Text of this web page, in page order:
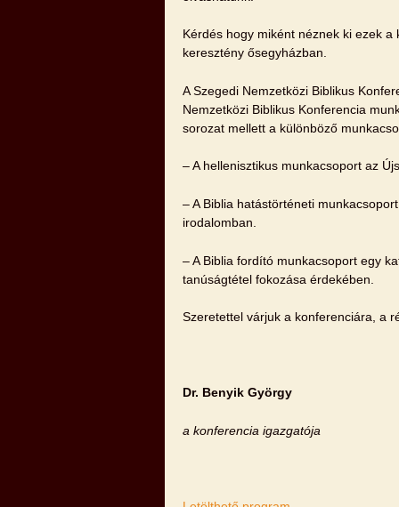
Kérdés hogy miként néznek ki ezek
keresztény ősegyházban.
A Szegedi Nemzetközi Biblikus
Nemzetközi Biblikus Konferencia
sorozat mellett a különböző
– A hellenisztikus munkacsoport az
– A Biblia hatástörténeti
irodalomban.
– A Biblia fordító munkacsoport egy
tanúságtétel fokozása érdekében.
Szeretettel várjuk a konferenciára, a
Dr. Benyik György
a konferencia igazgatója